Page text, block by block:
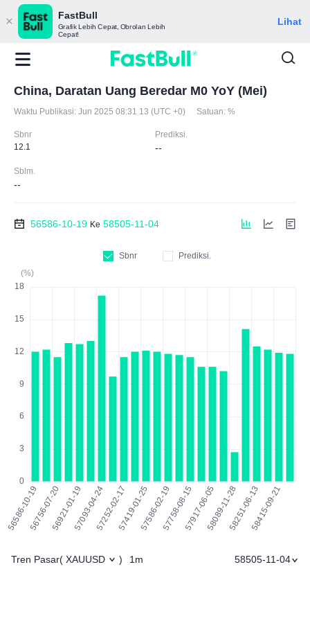
FastBull
Grafik Lebih Cepat, Obrolan Lebih
Cepat!
Lihat
China, Daratan Uang Beredar M0 YoY (Mei)
Waktu Publikasi: Jun 2025 08:31 13 (UTC +0) Satuan: %
Sbnr
12.1
Prediksi.
--
Sblm.
--
56586-10-19 Ke 58505-11-04
Sbnr
Prediksi.
(%)
Tren Pasar( XAUUSD ) 1m 58505-11-04